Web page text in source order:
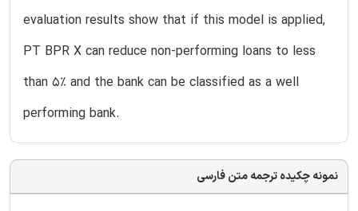
evaluation results show that if this model is applied,
PT BPR X can reduce non-performing loans to less
than 5% and the bank can be classified as a well
performing bank.
نمونه چکیده ترجمه متن فارسی